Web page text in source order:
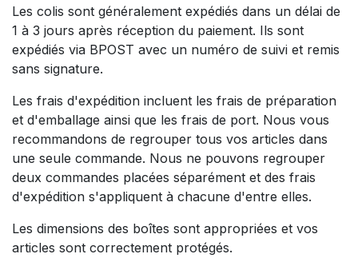
Les colis sont généralement expédiés dans un délai de
1 à 3 jours après réception du paiement. Ils sont
expédiés via BPOST avec un numéro de suivi et remis
sans signature.
Les frais d'expédition incluent les frais de préparation
et d'emballage ainsi que les frais de port. Nous vous
recommandons de regrouper tous vos articles dans
une seule commande. Nous ne pouvons regrouper
deux commandes placées séparément et des frais
d'expédition s'appliquent à chacune d'entre elles.
Les dimensions des boîtes sont appropriées et vos
articles sont correctement protégés.